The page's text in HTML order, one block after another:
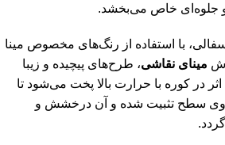
جلوه‌ای خاص می‌بخشد.
با استفاده از رنگ‌های مخصوص مینا
مینای نقاشی، طرح‌های پیچیده و زیبا
در کوره با حرارت بالا پخت می‌شود تا
سطح تثبیت شده و آن درخشش و